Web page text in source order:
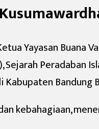
Yayasan Buana
Sejarah Peradaban
Kabupaten Bandung
kebahagiaan,